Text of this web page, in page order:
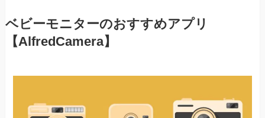
ベビーモニターのおすすめアプリ
【AlfredCamera】